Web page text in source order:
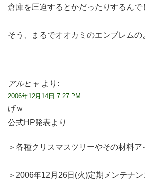
倉庫を圧迫するとかだったりするんで
そう、まるでオオカミのエンブレムの
アルヒャ より:
2006年12月14日 7:27 PM
げｗ
公式HP発表より
＞各種クリスマスツリーやその材料ア
＞2006年12月26日(火)定期メンテナ